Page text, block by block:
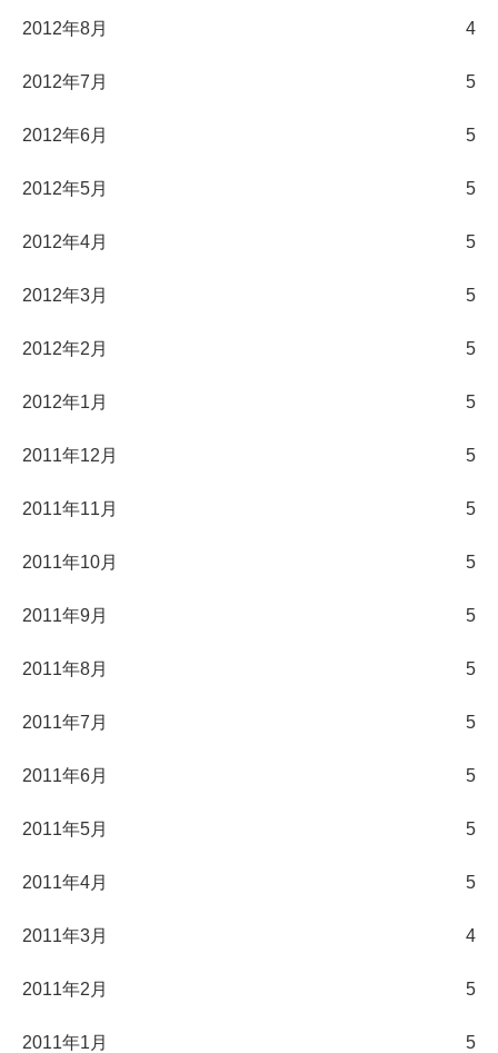
2012年8月 4
2012年7月 5
2012年6月 5
2012年5月 5
2012年4月 5
2012年3月 5
2012年2月 5
2012年1月 5
2011年12月 5
2011年11月 5
2011年10月 5
2011年9月 5
2011年8月 5
2011年7月 5
2011年6月 5
2011年5月 5
2011年4月 5
2011年3月 4
2011年2月 5
2011年1月 5